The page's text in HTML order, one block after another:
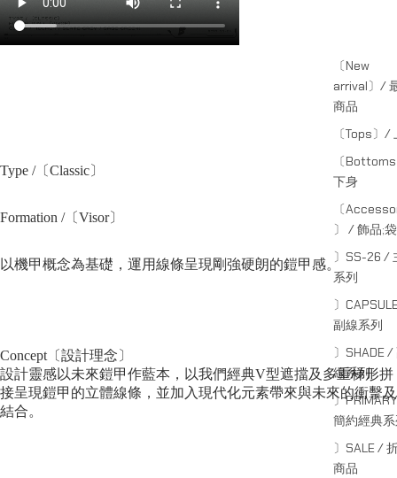
〔New
arrival〕/
商品
〔Tops〕/
〔
下身
〔
〕 / 飾品;袋
〕SS-26 /
系列
〕
副線系列
〕SHADE /
線系列
〕
簡約經典
〕SALE /
商品
Type /〔Classic〕
Formation /〔Visor〕
以機甲概念為基礎，運用線條呈現剛強硬朗的鎧甲感。
Concept〔設計理念〕
設計靈感以未來鎧甲作藍本，以我們經典V型遮擋及多重梯形拼
接呈現鎧甲的立體線條，並加入現代化元素帶來與未來的衝擊及
結合。